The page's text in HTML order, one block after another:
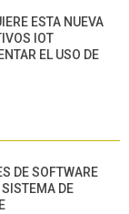
ESTA NUEVA
IOT
EL USO DE
DE SOFTWARE
SISTEMA DE